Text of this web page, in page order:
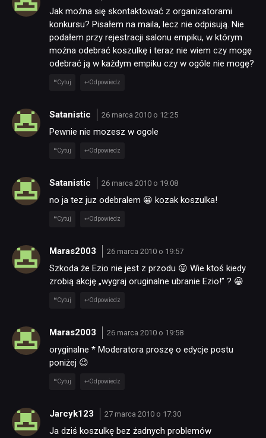
Jak można się skontaktować z organizatorami
konkursu? Pisałem na maila, lecz nie odpisują. Nie
podałem przy rejestracji salonu empiku, w którym
można odebrać koszulkę i teraz nie wiem czy mogę
odebrać ją w każdym empiku czy w ogóle nie mogę?
Cytuj Odpowiedz
Satanistic 26 marca 2010 o 12:25
Pewnie nie mozesz w ogole
Cytuj Odpowiedz
Satanistic 26 marca 2010 o 19:08
no ja tez juz odebralem 😀 kozak koszulka!
Cytuj Odpowiedz
Maras2003 26 marca 2010 o 19:57
Szkoda że Ezio nie jest z przodu 😛 Wie ktoś kiedy
zrobią akcję „wygraj oruginalne ubranie Ezio!” ? 😀
Cytuj Odpowiedz
Maras2003 26 marca 2010 o 19:58
oryginalne * Moderatora proszę o edycje postu
poniżej 😉
Cytuj Odpowiedz
Jarcyk123 27 marca 2010 o 17:30
Ja dziś koszulkę bez żadnych problemów